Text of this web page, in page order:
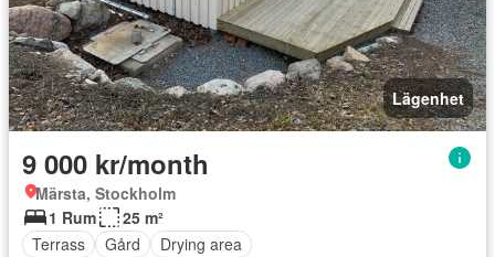
Lägenhet
9 000 kr/month
Märsta, Stockholm
1 Rum
25 m²
Terrass
Gård Drying area